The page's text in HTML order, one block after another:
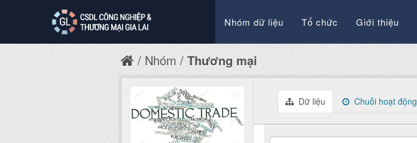
Nhóm dữ liệu Tổ chức Giới thiệu
Nhóm Thương mại
Dữ liệu Chuỗi hoạt động